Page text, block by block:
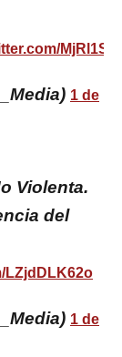
1 de
Violenta.
del
LZjdDLK62o
1 de